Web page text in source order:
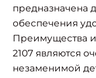
предназначена
обеспечения
Преимущества
2107 являются
незаменимой